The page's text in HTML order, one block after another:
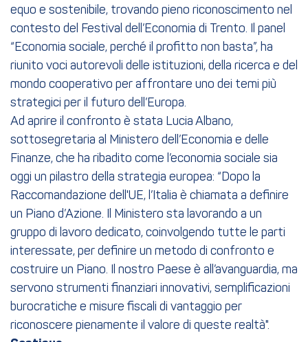
equo e sostenibile, trovando pieno riconoscimento nel
contesto del Festival dell’Economia di Trento. Il panel
“Economia sociale, perché il profitto non basta”, ha
riunito voci autorevoli delle istituzioni, della ricerca e del
mondo cooperativo per affrontare uno dei temi più
strategici per il futuro dell’Europa.
Ad aprire il confronto è stata Lucia Albano,
sottosegretaria al Ministero dell’Economia e delle
Finanze, che ha ribadito come l’economia sociale sia
oggi un pilastro della strategia europea: “Dopo la
Raccomandazione dell'UE, l’Italia è chiamata a definire
un Piano d’Azione. Il Ministero sta lavorando a un
gruppo di lavoro dedicato, coinvolgendo tutte le parti
interessate, per definire un metodo di confronto e
costruire un Piano. Il nostro Paese è all’avanguardia, ma
servono strumenti finanziari innovativi, semplificazioni
burocratiche e misure fiscali di vantaggio per
riconoscere pienamente il valore di queste realtà".